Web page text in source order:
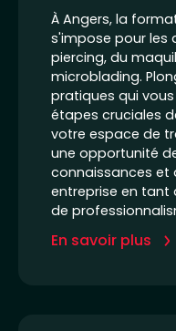
À Angers, la
s'impose pour les
piercing, du
microblading.
pratiques qui
étapes cruciales
votre espace de
une opportunité
connaissances et
entreprise en tant
de
En savoir plus